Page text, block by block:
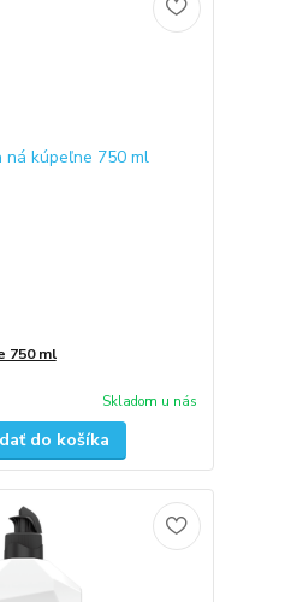
750 ml
Skladom u nás
do košíka